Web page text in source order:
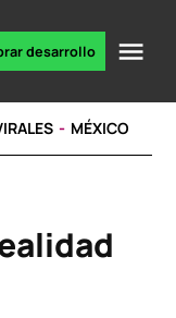
desarrollo
MÉXICO